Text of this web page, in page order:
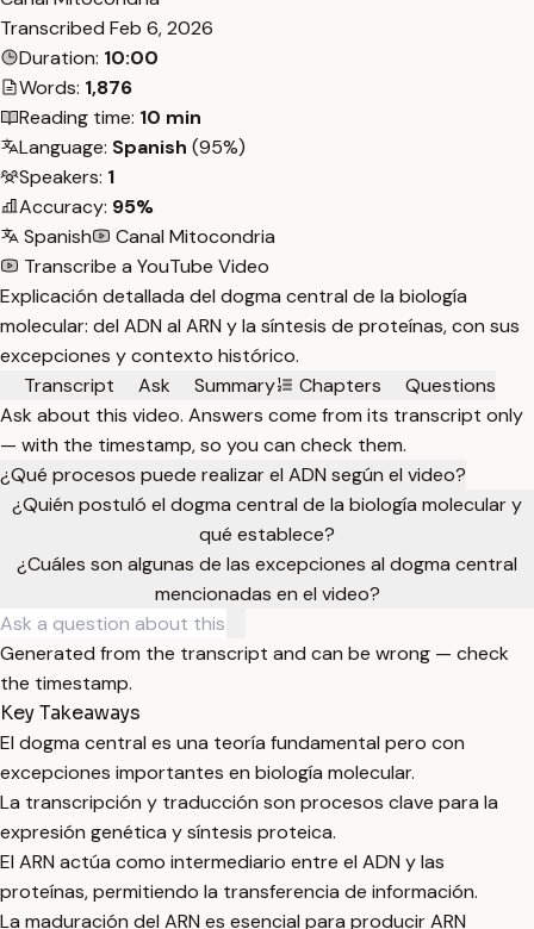
Transcribed Feb 6, 2026
Duration: 10:00
Words: 1,876
Reading time: 10 min
Language: Spanish (95%)
Speakers: 1
Accuracy: 95%
Spanish
Canal Mitocondria
Transcribe a YouTube Video
Explicación detallada del dogma central de la biología
molecular: del ADN al ARN y la síntesis de proteínas, con sus
excepciones y contexto histórico.
Transcript
Ask Summary Chapters
Questions
Ask about this video. Answers come from its transcript only
— with the timestamp, so you can check them.
¿Qué procesos puede realizar el ADN según el video?
¿Quién postuló el dogma central de la biología molecular y
qué establece?
¿Cuáles son algunas de las excepciones al dogma central
mencionadas en el video?
Generated from the transcript and can be wrong — check
the timestamp.
Key Takeaways
El dogma central es una teoría fundamental pero con
excepciones importantes en biología molecular.
La transcripción y traducción son procesos clave para la
expresión genética y síntesis proteica.
El ARN actúa como intermediario entre el ADN y las
proteínas, permitiendo la transferencia de información.
La maduración del ARN es esencial para producir ARN